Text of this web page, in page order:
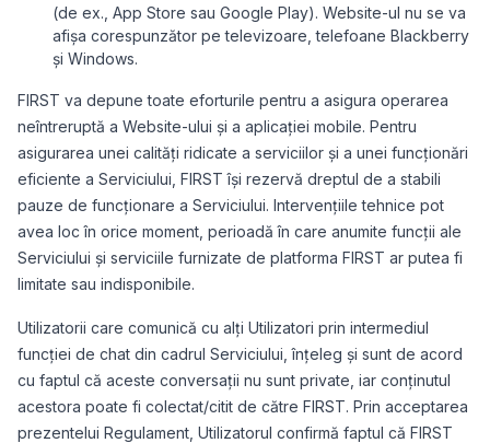
(de ex., App Store sau Google Play). Website-ul nu se va
afișa corespunzător pe televizoare, telefoane Blackberry
și Windows.
FIRST va depune toate eforturile pentru a asigura operarea
neîntreruptă a Website-ului și a aplicației mobile. Pentru
asigurarea unei calități ridicate a serviciilor și a unei funcționări
eficiente a Serviciului, FIRST își rezervă dreptul de a stabili
pauze de funcționare a Serviciului. Intervențiile tehnice pot
avea loc în orice moment, perioadă în care anumite funcții ale
Serviciului și serviciile furnizate de platforma FIRST ar putea fi
limitate sau indisponibile.
Utilizatorii care comunică cu alți Utilizatori prin intermediul
funcției de chat din cadrul Serviciului, înțeleg și sunt de acord
cu faptul că aceste conversații nu sunt private, iar conținutul
acestora poate fi colectat/citit de către FIRST. Prin acceptarea
prezentelui Regulament, Utilizatorul confirmă faptul că FIRST